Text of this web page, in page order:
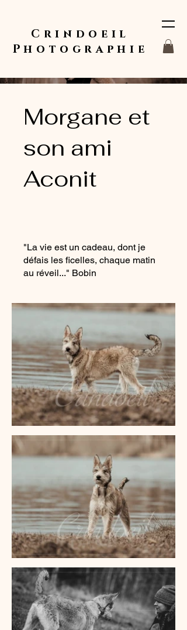
Crindoeil
Photographie
Morgane et
son ami
Aconit
"La vie est un cadeau, dont je
défais les ficelles, chaque matin
au réveil..." Bobin